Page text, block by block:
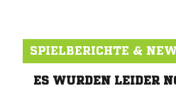
SPIELBERICHTE &
ES WURDEN LEIDER